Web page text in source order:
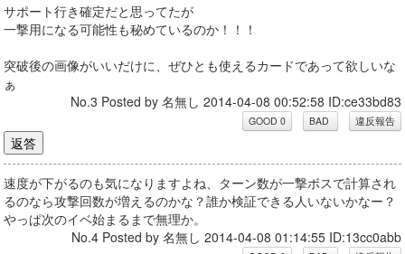
サポート行き確定だと思ってたが
一撃用になる可能性も秘めているのか！！！
突破後の画像がいいだけに、ぜひとも使えるカードであって欲しいな
ぁ
No.3 Posted by 名無し 2014-04-08 00:52:58 ID:ce33bd83
速度が下がるのも気になりますよね、ターン数が一撃ボスで計算され
るのなら攻撃回数が増えるのかな？誰か検証できる人いないかなー？
やっぱ次のイベ始まるまで無理か。
No.4 Posted by 名無し 2014-04-08 01:14:55 ID:13cc0abb